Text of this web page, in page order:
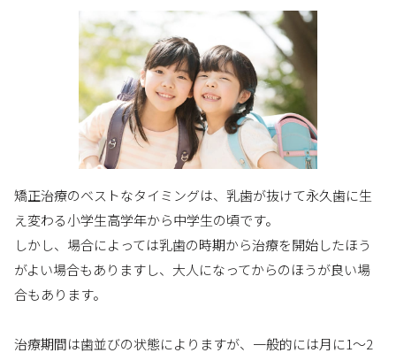
矯正治療のベストなタイミングは、乳歯が抜けて永久歯に生
え変わる小学生高学年から中学生の頃です。
しかし、場合によっては乳歯の時期から治療を開始したほう
がよい場合もありますし、大人になってからのほうが良い場
合もあります。
治療期間は歯並びの状態によりますが、一般的には月に1～2